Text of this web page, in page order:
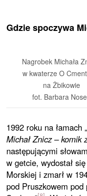
Gdzie spoczywa
Nagrobek Michała
w kwaterze O
na Żbikowie
fot. Barbara
1992 roku na łamach
Michał Znicz – komik
następującymi
w getcie, wydostał
Morskiej i zmarł w
pod Pruszkowem